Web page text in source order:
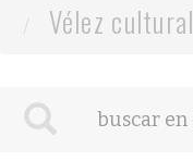
Vélez cultural